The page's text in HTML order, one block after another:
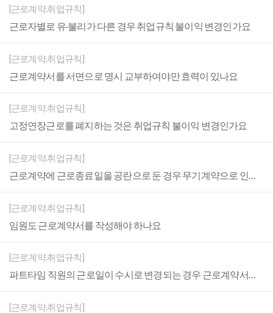
[근로계약.취업규칙]
근로자별로 유·불리가 다른 경우 취업규칙 불이익 변경인가요
[근로계약.취업규칙]
근로계약서를 서면으로 명시 교부하여야만 효력이 있나요
[근로계약.취업규칙]
고정연장근로를 폐지하는 것은 취업규칙 불이익 변경인가요
[근로계약.취업규칙]
근로계약에 근로종료일을 공란으로 둔 경우 무기계약으로 인정되나요
[근로계약.취업규칙]
임원도 근로계약서를 작성해야 하나요
[근로계약.취업규칙]
파트타임 직원의 근로일이 수시로 변경되는 경우 근로계약서를 어떻게 쓰나요
[근로계약.취업규칙]